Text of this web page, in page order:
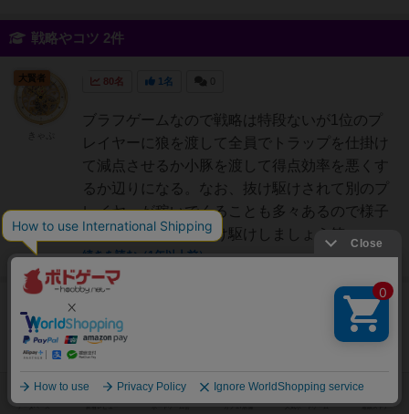
戦略やコツ 2件
80名 1名
ブラフゲームなので戦略は特段ないが1位のプ
レイヤーに狼を渡して全員でトラップを仕掛け
て減点させるか小豚を渡して得点効率を悪くす
るか辺りになる。なお、抜け駆けされて別のプ
レイヤーが稼いでくることも多々あるので様子
を見ながら自分も抜け駆けしましょう笑
続きを読む（1年以上前）
大賢者
こんにちは、杉です。今回は赤ずきんは眠らな
ーーーーーーーーーーーーーーーーーーーーー
ChezLien